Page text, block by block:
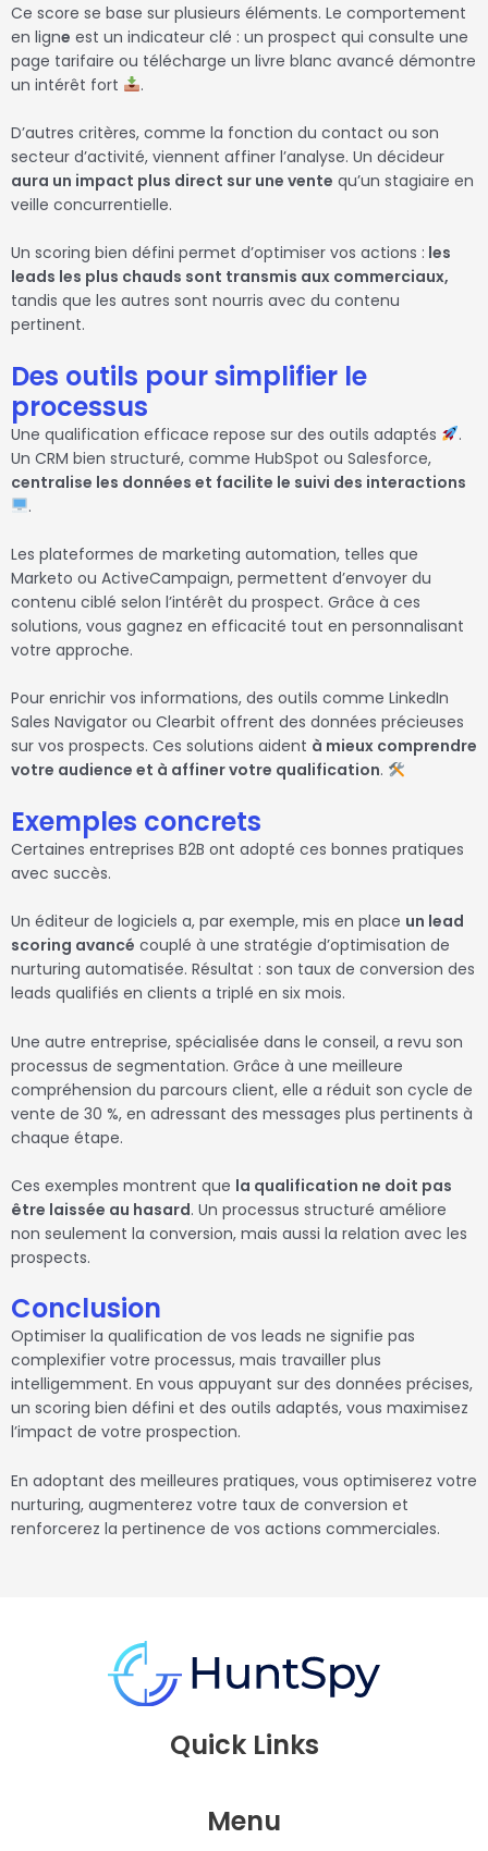
Ce score se base sur plusieurs éléments. Le comportement
en ligne est un indicateur clé : un prospect qui consulte une
page tarifaire ou télécharge un livre blanc avancé démontre
un intérêt fort
.
D’autres critères, comme la fonction du contact ou son
secteur d’activité, viennent affiner l’analyse. Un décideur
aura un impact plus direct sur une vente qu’un stagiaire en
veille concurrentielle.
Un scoring bien défini permet d’optimiser vos actions : les
leads les plus chauds sont transmis aux commerciaux,
tandis que les autres sont nourris avec du contenu
pertinent.
Des outils pour simplifier le
processus
Une qualification efficace repose sur des outils adaptés
.
Un CRM bien structuré, comme HubSpot ou Salesforce,
centralise les données et facilite le suivi des interactions
.
Les plateformes de marketing automation, telles que
Marketo ou ActiveCampaign, permettent d’envoyer du
contenu ciblé selon l’intérêt du prospect. Grâce à ces
solutions, vous gagnez en efficacité tout en personnalisant
votre approche.
Pour enrichir vos informations, des outils comme LinkedIn
Sales Navigator ou Clearbit offrent des données précieuses
sur vos prospects. Ces solutions aident à mieux comprendre
votre audience et à affiner votre qualification.
Exemples concrets
Certaines entreprises B2B ont adopté ces bonnes pratiques
avec succès.
Un éditeur de logiciels a, par exemple, mis en place un lead
scoring avancé couplé à une stratégie d’optimisation de
nurturing automatisée. Résultat : son taux de conversion des
leads qualifiés en clients a triplé en six mois.
Une autre entreprise, spécialisée dans le conseil, a revu son
processus de segmentation. Grâce à une meilleure
compréhension du parcours client, elle a réduit son cycle de
vente de 30 %, en adressant des messages plus pertinents à
chaque étape.
Ces exemples montrent que la qualification ne doit pas
être laissée au hasard. Un processus structuré améliore
non seulement la conversion, mais aussi la relation avec les
prospects.
Conclusion
Optimiser la qualification de vos leads ne signifie pas
complexifier votre processus, mais travailler plus
intelligemment. En vous appuyant sur des données précises,
un scoring bien défini et des outils adaptés, vous maximisez
l’impact de votre prospection.
En adoptant des meilleures pratiques, vous optimiserez votre
nurturing, augmenterez votre taux de conversion et
renforcerez la pertinence de vos actions commerciales.
Quick Links
Menu